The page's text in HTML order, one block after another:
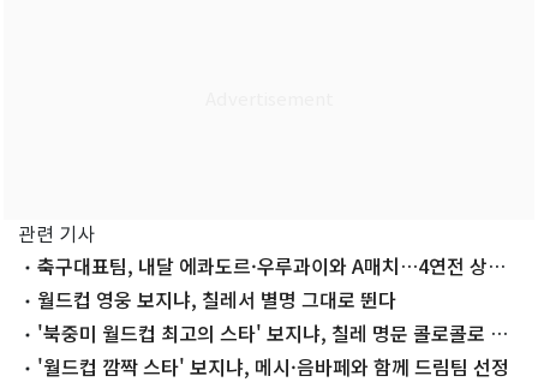
관련 기사
축구대표팀, 내달 에콰도르·우루과이와 A매치…4연전 상대
확정월드컵 영웅 보지냐, 칠레서 별명 그대로 뛴다
'북중미 월드컵 최고의 스타' 보지냐, 칠레 명문 콜로콜로 이
적 '월드컵 깜짝 스타' 보지냐, 메시·음바페와 함께 드림팀 선정